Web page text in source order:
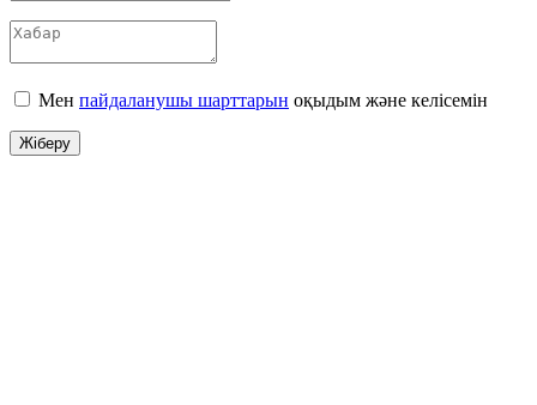
Мен пайдаланушы шарттарын оқыдым және келісемін
Жіберу